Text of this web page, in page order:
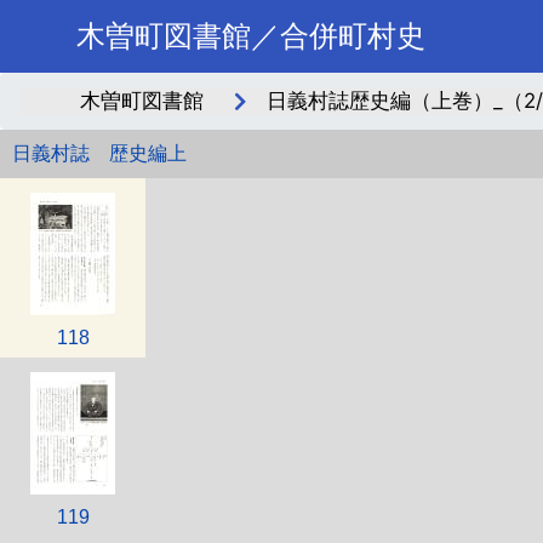
木曽町図書館／合併町村史
木曽町図書館 日義村誌歴史編（上巻）_（